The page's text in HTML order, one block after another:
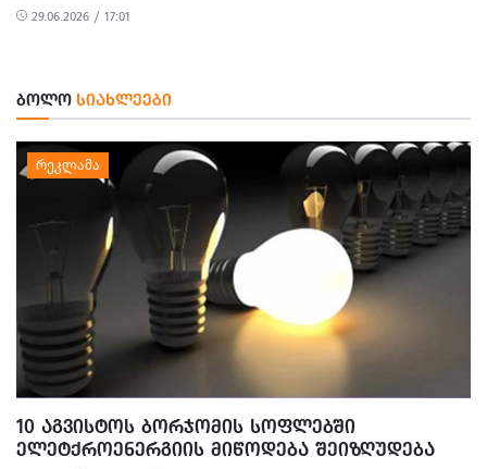
29.06.2026 / 17:01
ᲑᲝᲚᲝ ᲡᲘᲐᲮᲚᲔᲔᲑᲘ
10 ᲐᲒᲕᲘᲡᲢᲝᲡ ᲑᲝᲠᲯᲝᲛᲘᲡ ᲡᲝᲤᲚᲔᲑᲨᲘ
ᲔᲚᲔᲢᲥᲠᲝᲔᲜᲔᲠᲒᲘᲘᲡ ᲛᲘᲬᲝᲓᲔᲑᲐ ᲨᲔᲘᲖᲦᲣᲓᲔᲑᲐ